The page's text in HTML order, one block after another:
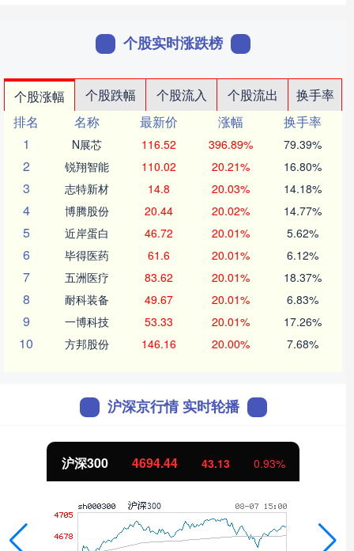
个股实时涨跌榜
个股涨幅 个股跌幅 个股流入 个股流出
换手率
排名
名称 最新价 涨幅
换手率
1
N展芯 116.52 396.89% 79.39%
2 锐翔智能 110.02 20.21% 16.80%
3 志特新材 14.8 20.03% 14.18%
4 博腾股份 20.44 20.02% 14.77%
5 近岸蛋白 46.72 20.01% 5.62%
6 毕得医药 61.6 20.01% 6.12%
7 五洲医疗 83.62 20.01% 18.37%
8 耐科装备 49.67 20.01% 6.83%
9 一博科技 53.33 20.01% 17.26%
10 方邦股份 146.16 20.00% 7.68%
沪深京行情 实时轮播
北证50 1134.24 11.37 1.01%